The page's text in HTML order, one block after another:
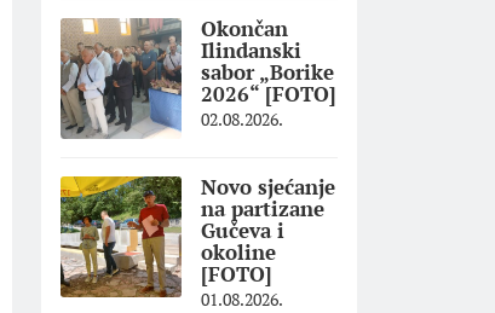
Okončan
Ilindanski
sabor „Borike
2026“ [FOTO]
02.08.2026.
Novo sjećanje
na partizane
Gučeva i
okoline
[FOTO]
01.08.2026.